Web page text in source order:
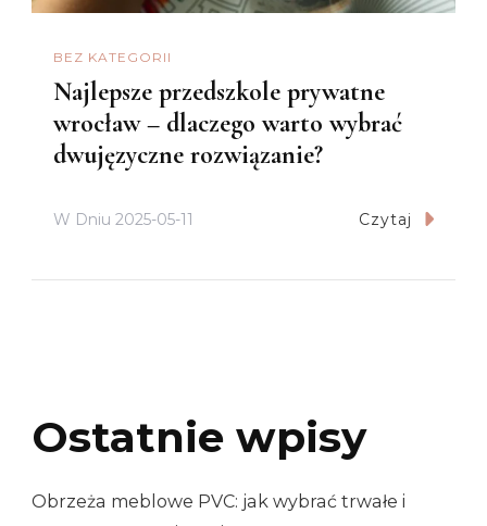
BEZ KATEGORII
Najlepsze przedszkole prywatne
wrocław – dlaczego warto wybrać
dwujęzyczne rozwiązanie?
W Dniu 2025-05-11 Czytaj
Ostatnie wpisy
Obrzeża meblowe PVC: jak wybrać trwałe i